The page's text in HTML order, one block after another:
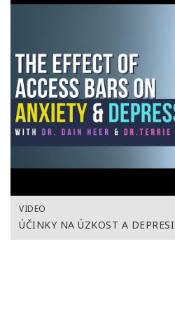
VIDEO
ÚČINKY NA ÚZKOST A DEPRESI